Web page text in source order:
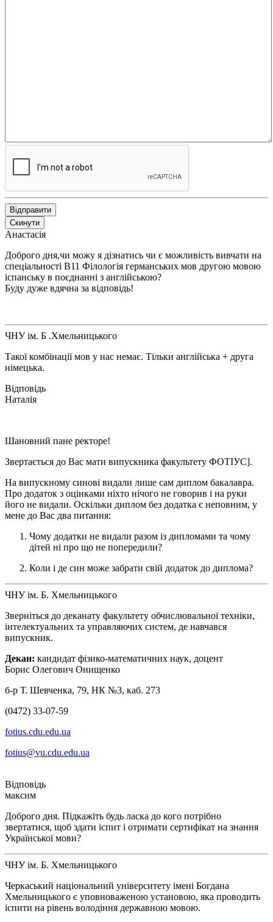
Відправити
Скинути
Анастасія
Доброго дня,чи можу я дізнатись чи є можливість вивчати на
спеціальності В11 Філологія германських мов другою мовою
іспанську в поєднанні з англійською?
Буду дуже вдячна за відповідь!
ЧНУ ім. Б .Хмельницького
Такої комбінації мов у нас немає. Тільки англійська + друга
німецька.
Наталія
Шановний пане ректоре!
Звертається до Вас мати випускника факультету ФОТІУС].
На випускному синові видали лише сам диплом бакалавра.
Про додаток з оцінками ніхто нічого не говорив і на руки
його не видали. Оскільки диплом без додатка є неповним, у
мене до Вас два питання:
Чому додатки не видали разом із дипломами та чому
дітей ні про що не попередили?
Коли і де син може забрати свій додаток до диплома?
ЧНУ ім. Б. Хмельницького
Зверніться до деканату факультету обчислювальної техніки,
інтелектуальних та управляючих систем, де навчався
випускник.
Декан: кандидат фізико-математичних наук, доцент
Борис Олегович Онищенко
б-р Т. Шевченка, 79, НК №3, каб. 273
(0472) 33-07-59
fotius.cdu.edu.ua
fotius@vu.cdu.edu.ua
максим
Доброго дня. Підкажіть будь ласка до кого потрібно
звертатися, щоб здати іспит і отримати сертифікат на знання
Української мови?
ЧНУ ім. Б. Хмельницького
Черкаський національний університету імені Богдана
Хмельницького є уповноваженою установою, яка проводить
іспити на рівень володіння державною мовою.